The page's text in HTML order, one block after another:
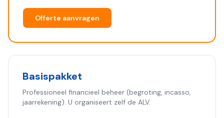
Offerte aanvragen
Basispakket
Professioneel financieel beheer (begroting, incasso,
jaarrekening). U organiseert zelf de ALV.